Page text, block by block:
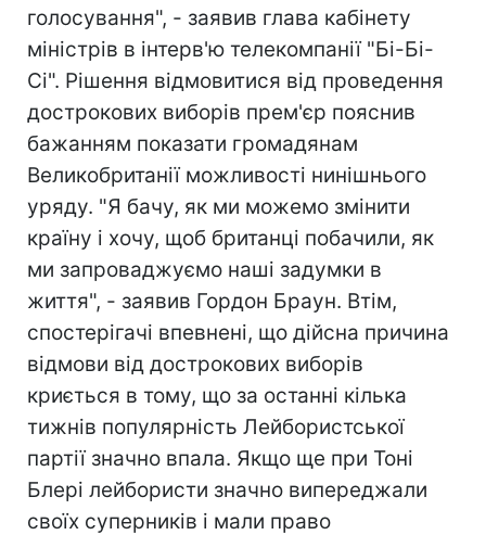
голосування", - заявив глава кабінету
міністрів в інтерв'ю телекомпанії "Бі-Бі-
Сі". Рішення відмовитися від проведення
дострокових виборів прем'єр пояснив
бажанням показати громадянам
Великобританії можливості нинішнього
уряду. "Я бачу, як ми можемо змінити
країну і хочу, щоб британці побачили, як
ми запроваджуємо наші задумки в
життя", - заявив Гордон Браун. Втім,
спостерігачі впевнені, що дійсна причина
відмови від дострокових виборів
криється в тому, що за останні кілька
тижнів популярність Лейбористської
партії значно впала. Якщо ще при Тоні
Блері лейбористи значно випереджали
своїх суперників і мали право